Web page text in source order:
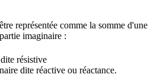
représentée comme la somme d'une
imaginaire :
résistive
dite réactive ou réactance.